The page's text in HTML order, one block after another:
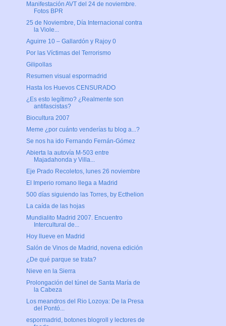
Manifestación AVT del 24 de noviembre.
Fotos BPR
25 de Noviembre, Día Internacional contra
la Viole...
Aguirre 10 – Gallardón y Rajoy 0
Por las Víctimas del Terrorismo
Gilipollas
Resumen visual espormadrid
Hasta los Huevos CENSURADO
¿Es esto legítimo? ¿Realmente son
antifascistas?
Biocultura 2007
Meme ¿por cuánto venderías tu blog a...?
Se nos ha ido Fernando Fernán-Gómez
Abierta la autovía M-503 entre
Majadahonda y Villa...
Eje Prado Recoletos, lunes 26 noviembre
El Imperio romano llega a Madrid
500 días siguiendo las Torres, by Ecthelion
La caída de las hojas
Mundialito Madrid 2007. Encuentro
Intercultural de...
Hoy llueve en Madrid
Salón de Vinos de Madrid, novena edición
¿De qué parque se trata?
Nieve en la Sierra
Prolongación del túnel de Santa María de
la Cabeza
Los meandros del Rio Lozoya: De la Presa
del Pontó...
espormadrid, botones blogroll y lectores de